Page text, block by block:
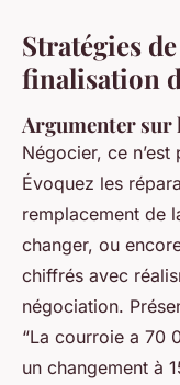
Stratégies
finalisation
Argumenter
Négocier, ce n’est
Évoquez les
remplacement de
changer, ou
chiffrés avec
négociation.
“La courroie a 70
un changement à